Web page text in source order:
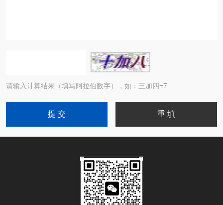
请输入计算结果（填写阿拉伯数字），如：三加四=7